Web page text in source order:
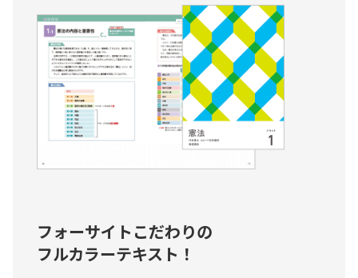
フォーサイトこだわりの
フルカラーテキスト！